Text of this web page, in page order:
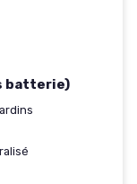
batterie)